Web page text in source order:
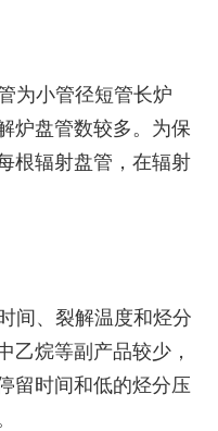
为小管径短管长炉
炉盘管数较多。为保
根辐射盘管，在辐射
间、裂解温度和烃分
乙烷等副产品较少，
留时间和低的烃分压